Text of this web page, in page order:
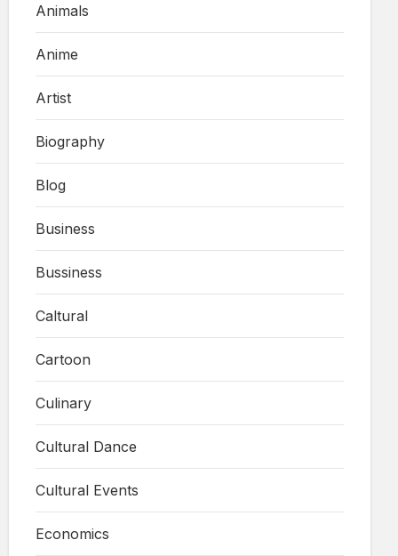
Animals
Anime
Artist
Biography
Blog
Business
Bussiness
Caltural
Cartoon
Culinary
Cultural Dance
Cultural Events
Economics